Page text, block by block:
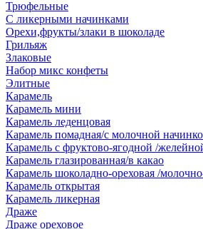
Трюфельные
С ликерными начинками
Орехи,фрукты/злаки в шоколаде
Грильяж
Злаковые
Набор микс конфеты
Элитные
Карамель
Карамель мини
Карамель леденцовая
Карамель помадная/с молочной
Карамель с фруктово-ягодной /
Карамель глазированная/в какао
Карамель шоколадно-ореховая /
Карамель открытая
Карамель ликерная
Драже
Драже ореховое